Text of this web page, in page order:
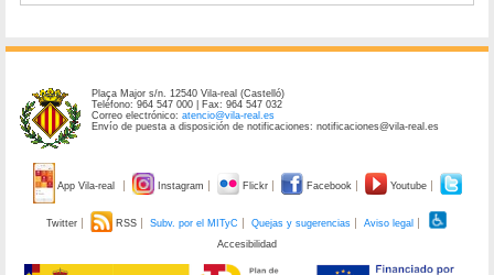
Plaça Major s/n. 12540 Vila-real (Castelló)
Teléfono: 964 547 000 | Fax: 964 547 032
Correo electrónico:atencio@vila-real.es
Envío de puesta a disposición de notificaciones: notificaciones@vila-real.es
App Vila-real Instagram Flickr Facebook Youtube
Twitter RSS Subv. por el MITyC Quejas y sugerencias
Aviso legal
Accesibilidad